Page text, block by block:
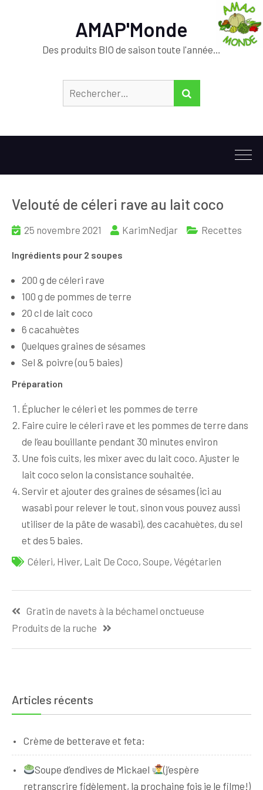
AMAP'Monde
Des produits BIO de saison toute l'année…
Velouté de céleri rave au lait coco
25 novembre 2021 KarimNedjar Recettes
Ingrédients pour 2 soupes
200 g de céleri rave
100 g de pommes de terre
20 cl de lait coco
6 cacahuètes
Quelques graines de sésames
Sel & poivre (ou 5 baies)
Préparation
Éplucher le céleri et les pommes de terre
Faire cuire le céleri rave et les pommes de terre dans
de l’eau bouillante pendant 30 minutes environ
Une fois cuits, les mixer avec du lait coco. Ajuster le
lait coco selon la consistance souhaitée.
Servir et ajouter des graines de sésames (ici au
wasabi pour relever le tout, sinon vous pouvez aussi
utiliser de la pâte de wasabi), des cacahuètes, du sel
et des 5 baies.
Céleri, Hiver, Lait De Coco, Soupe, Végétarien
Gratin de navets à la béchamel onctueuse
Produits de la ruche
Articles récents
Crème de betterave et feta:
Soupe d’endives de Mickael
(j’espère
retranscrire fidèlement, la prochaine fois je le filme!)